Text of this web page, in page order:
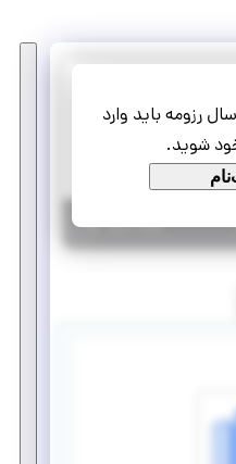
رزومه باید وارد
شوید.
جزئیات بیشتر